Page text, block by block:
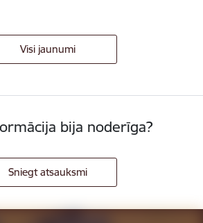
Visi jaunumi
bija noderīga?
Sniegt atsauksmi